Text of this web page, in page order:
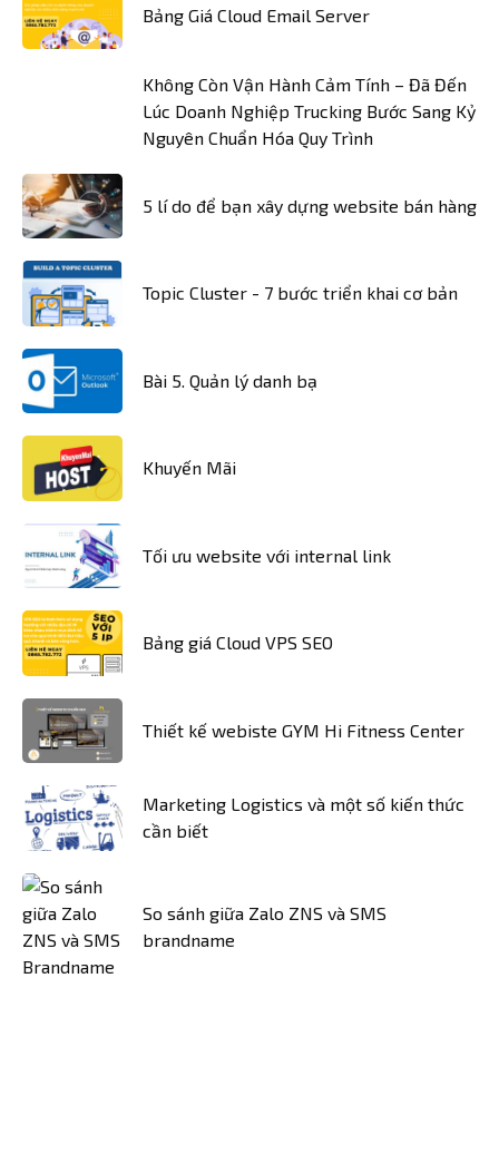
Bảng Giá Cloud Email Server
Không Còn Vận Hành Cảm Tính – Đã Đến
Lúc Doanh Nghiệp Trucking Bước Sang Kỷ
Nguyên Chuẩn Hóa Quy Trình
5 lí do để bạn xây dựng website bán hàng
Topic Cluster - 7 bước triển khai cơ bản
Bài 5. Quản lý danh bạ
Khuyến Mãi
Tối ưu website với internal link
Bảng giá Cloud VPS SEO
Thiết kế webiste GYM Hi Fitness Center
Marketing Logistics và một số kiến thức
cần biết
So sánh giữa Zalo ZNS và SMS
brandname